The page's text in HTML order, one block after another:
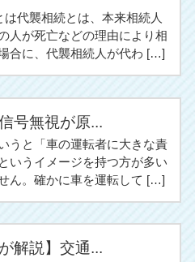
は代襲相続とは、本来相続人
人が死亡などの理由により相
合に、代襲相続人が代わ […]
号無視が原...
うと「車の運転者に大きな責
いうイメージを持つ方が多い
ん。確かに車を運転して […]
解説】交通...